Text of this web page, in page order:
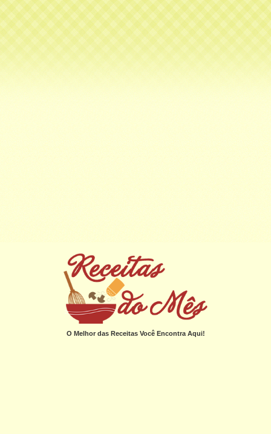
O Melhor das Receitas Você Encontra Aqui!